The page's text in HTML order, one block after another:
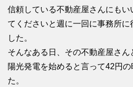
信頼している不動産屋さんにもい
てくださいと週に一回に事務所に
した。
そんなある日、その不動産屋さ
陽光発電を始めると言って42円
た。